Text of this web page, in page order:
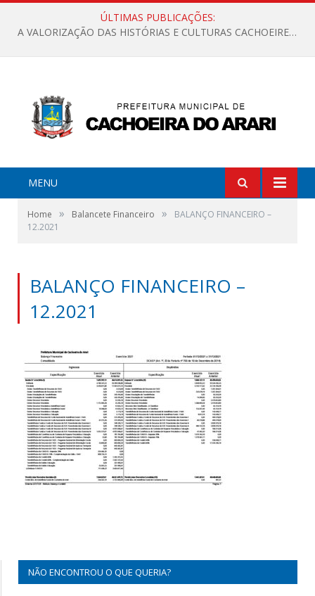
ÚLTIMAS PUBLICAÇÕES:
A VALORIZAÇÃO DAS HISTÓRIAS E CULTURAS CACHOEIRENSES
MENU
Home » Balancete Financeiro »
BALANÇO FINANCEIRO –
12.2021
BALANÇO FINANCEIRO –
12.2021
NÃO ENCONTROU O QUE QUERIA?